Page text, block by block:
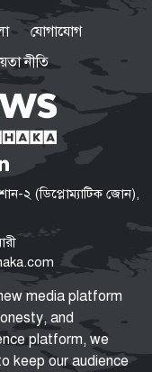
মধ্যে আত্মসমর্পণের
নির্বাচন যেভাবে
বলে, কবে থেকে শুরু
লটারিতে, বাকি সব
বদলি
যোগাযোগ
নীতি
২ (ডিপ্লোম্যাটিক জোন),
media platform
and
platform, we
keep our audience